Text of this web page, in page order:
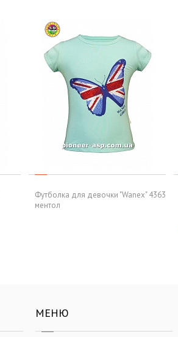
Футболка для девочки "Wanex" 4363
ментол
МЕНЮ